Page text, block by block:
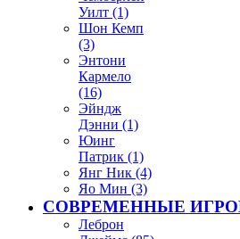
Уилт (1)
Шон Кемп
(3)
Энтони
Кармело
(16)
Эйндж
Дэнни (1)
Юинг
Патрик (1)
Янг Ник (4)
Яо Мин (3)
СОВРЕМЕННЫЕ
Леброн